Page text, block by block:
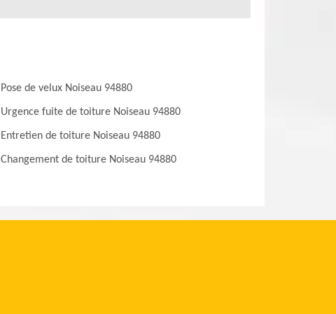
Pose de velux Noiseau 94880
Urgence fuite de toiture Noiseau 94880
Entretien de toiture Noiseau 94880
Changement de toiture Noiseau 94880